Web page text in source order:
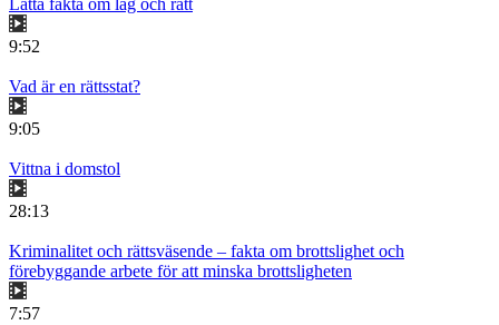
Lätta fakta om lag och rätt
9:52
Vad är en rättsstat?
9:05
Vittna i domstol
28:13
Kriminalitet och rättsväsende – fakta om brottslighet och
förebyggande arbete för att minska brottsligheten
7:57